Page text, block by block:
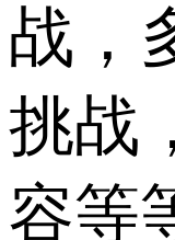
战，
挑战
容等